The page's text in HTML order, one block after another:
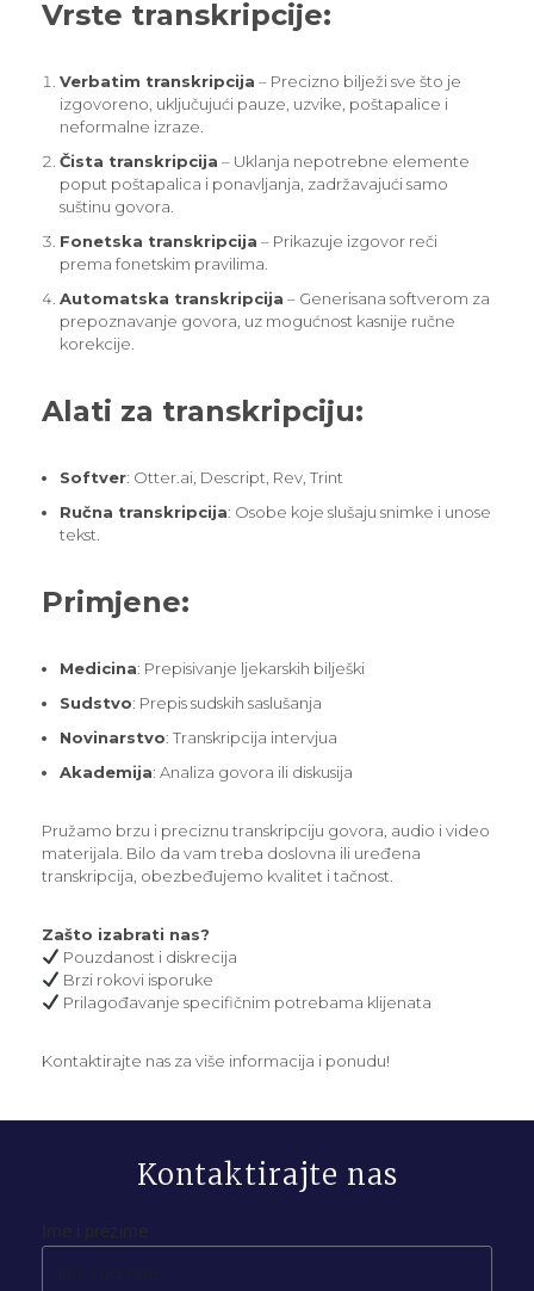
Vrste transkripcije:
Verbatim transkripcija – Precizno bilježi sve što je
izgovoreno, uključujući pauze, uzvike, poštapalice i
neformalne izraze.
Čista transkripcija – Uklanja nepotrebne elemente
poput poštapalica i ponavljanja, zadržavajući samo
suštinu govora.
Fonetska transkripcija – Prikazuje izgovor reči
prema fonetskim pravilima.
Automatska transkripcija – Generisana softverom za
prepoznavanje govora, uz mogućnost kasnije ručne
korekcije.
Alati za transkripciju:
Softver: Otter.ai, Descript, Rev, Trint
Ručna transkripcija: Osobe koje slušaju snimke i unose
tekst.
Primjene:
Medicina: Prepisivanje ljekarskih bilješki
Sudstvo: Prepis sudskih saslušanja
Novinarstvo: Transkripcija intervjua
Akademija: Analiza govora ili diskusija
Pružamo brzu i preciznu transkripciju govora, audio i video
materijala. Bilo da vam treba doslovna ili uređena
transkripcija, obezbeđujemo kvalitet i tačnost.
Zašto izabrati nas?
Pouzdanost i diskrecija
Brzi rokovi isporuke
Prilagođavanje specifičnim potrebama klijenata
Kontaktirajte nas za više informacija i ponudu!
Kontaktirajte nas
Ime i prezime